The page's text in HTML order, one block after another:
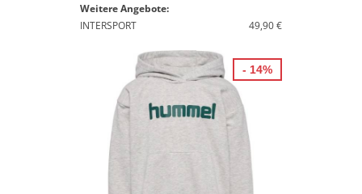
Weitere Angebote:
INTERSPORT
49,90 €
- 14%